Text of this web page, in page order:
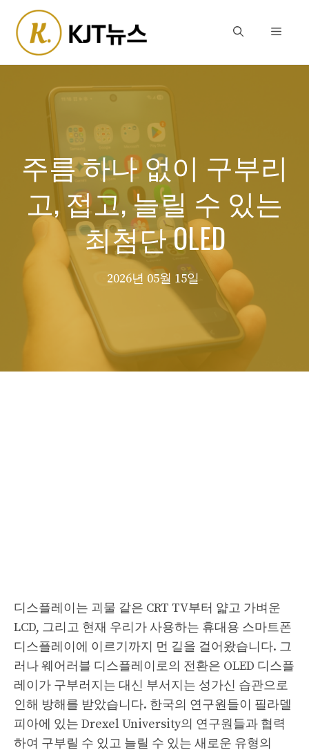
content
Menu
주름 하나 없이 구부리
고, 접고, 늘릴 수 있는
최첨단 OLED
2026년 05월 15일
디스플레이는 괴물 같은 CRT TV부터 얇고 가벼운
LCD, 그리고 현재 우리가 사용하는 휴대용 스마트폰
디스플레이에 이르기까지 먼 길을 걸어왔습니다. 그
러나 웨어러블 디스플레이로의 전환은 OLED 디스플
레이가 구부러지는 대신 부서지는 성가신 습관으로
인해 방해를 받았습니다. 한국의 연구원들이 필라델
피아에 있는 Drexel University의 연구원들과 협력
하여 구부릴 수 있고 늘릴 수 있는 새로운 유형의